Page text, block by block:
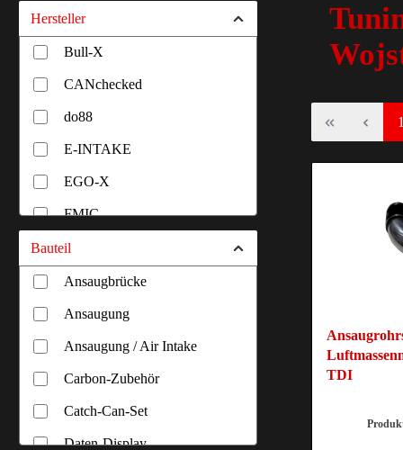
Hersteller
Bull-X
CANchecked
do88
E-INTAKE
EGO-X
FMIC
GFB
GRAIL Automotive
HF-Series
HG-Motorsport
HJS
Hurricane
Pipercross
Bauteil
Ansaugbrücke
Ansaugung
Ansaugung / Air Intake
Carbon-Zubehör
Catch-Can-Set
Daten-Display
1
TDI